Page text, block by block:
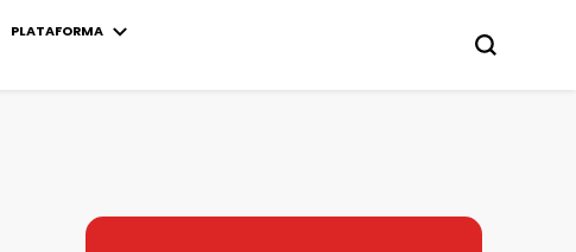
PLATAFORMA